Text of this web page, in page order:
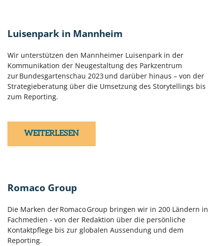
Luisenpark in Mannheim
Wir unterstützen den Mannheimer Luisenpark in der
Kommunikation der Neugestaltung des Parkzentrum
zur Bundesgartenschau 2023 und darüber hinaus – von der
Strategieberatung über die Umsetzung des Storytellings bis
zum Reporting.
WEITERLESEN
Romaco Group
Die Marken der Romaco Group bringen wir in 200 Ländern in
Fachmedien - von der Redaktion über die persönliche
Kontaktpflege bis zur globalen Aussendung und dem
Reporting.